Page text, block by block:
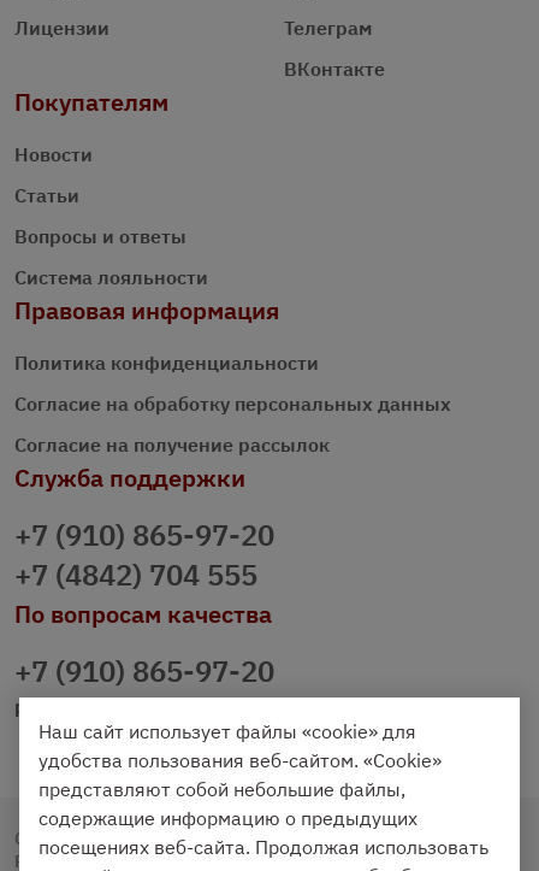
Лицензии
Телеграм
ВКонтакте
Покупателям
Новости
Статьи
Вопросы и ответы
Система лояльности
Правовая информация
Политика конфиденциальности
Согласие на обработку персональных данных
Согласие на получение рассылок
Служба поддержки
+7 (910) 865-97-20
+7 (4842) 704 555
По вопросам качества
+7 (910) 865-97-20
prazdnichniy40@palmi.ru
Copyright © 2020 - 2026. Праздничный Стол.
Разработка и продвижение - Vegas Studio
Наш сайт использует файлы «cookie» для
удобства пользования веб-сайтом. «Cookie»
представляют собой небольшие файлы,
содержащие информацию о предыдущих
посещениях веб-сайта. Продолжая использовать